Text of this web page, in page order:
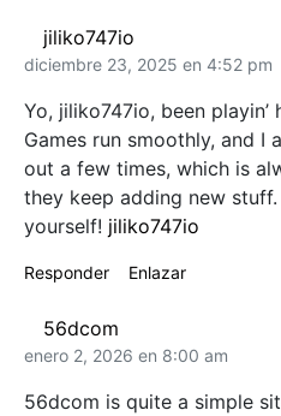
jiliko747io
diciembre 23, 2025 en 4:52 pm
Yo, jiliko747io, been playin’
Games run smoothly, and I
out a few times, which is
they keep adding new
yourself! jiliko747io
Responder Enlazar
56dcom
enero 2, 2026 en 8:00 am
56dcom is quite a simple